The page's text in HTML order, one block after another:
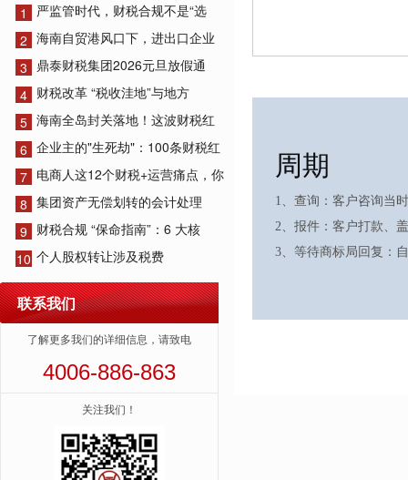
1
严监管时代，财税合规不是“选
2 海南自贸港风口下，进出口企业
3 鼎泰财税集团2026元旦放假通
4 财税改革 “税收洼地”与地方
5 海南全岛封关落地！这波财税红
6 企业主的"生死劫"：100条财税红
7 电商人这12个财税+运营痛点，你
8 集团资产无偿划转的会计处理
9 财税合规 “保命指南”：6 大核
10 个人股权转让涉及税费
联系我们
了解更多我们的详细信息，请致电
4006-886-863
关注我们！
周期
1、查询：客户咨询当
2、报件：客户打款、
3、等待商标局回复：